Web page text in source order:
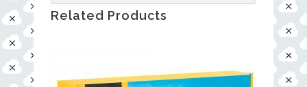
Related Products